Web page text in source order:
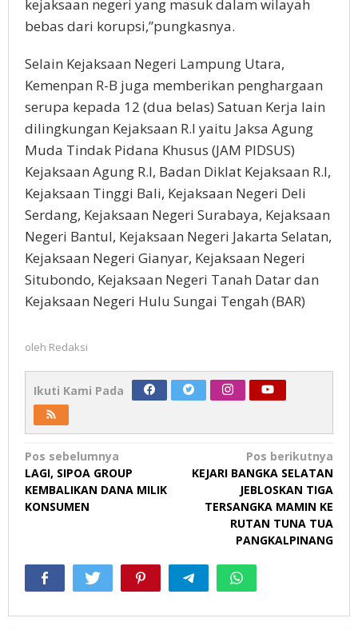
kejaksaan negeri yang masuk dalam wilayah
bebas dari korupsi,”pungkasnya.
Selain Kejaksaan Negeri Lampung Utara,
Kemenpan R-B juga memberikan penghargaan
serupa kepada 12 (dua belas) Satuan Kerja lain
dilingkungan Kejaksaan R.I yaitu Jaksa Agung
Muda Tindak Pidana Khusus (JAM PIDSUS)
Kejaksaan Agung R.I, Badan Diklat Kejaksaan R.I,
Kejaksaan Tinggi Bali, Kejaksaan Negeri Deli
Serdang, Kejaksaan Negeri Surabaya, Kejaksaan
Negeri Bantul, Kejaksaan Negeri Jakarta Selatan,
Kejaksaan Negeri Gianyar, Kejaksaan Negeri
Situbondo, Kejaksaan Negeri Tanah Datar dan
Kejaksaan Negeri Hulu Sungai Tengah (BAR)
oleh Redaksi
Ikuti Kami Pada
Navigasi
pos
Pos sebelumnya
LAGI, SIPOA GROUP
KEMBALIKAN DANA MILIK
KONSUMEN
Pos berikutnya
KEJARI BANGKA SELATAN
JEBLOSKAN TIGA
TERSANGKA MAMIN KE
RUTAN TUNA TUA
PANGKALPINANG